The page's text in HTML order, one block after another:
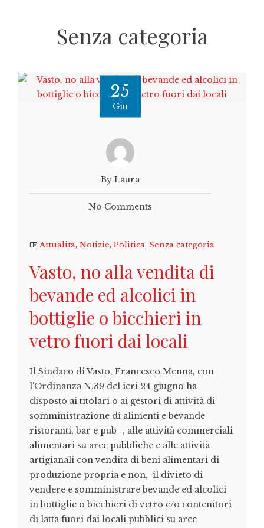
Senza categoria
25
Giu
By Laura
No Comments
Attualità, Notizie, Politica, Senza categoria
Vasto, no alla vendita di
bevande ed alcolici in
bottiglie o bicchieri in
vetro fuori dai locali
Il Sindaco di Vasto, Francesco Menna, con
l'Ordinanza N.39 del ieri 24 giugno ha
disposto ai titolari o ai gestori di attività di
somministrazione di alimenti e bevande -
ristoranti, bar e pub -, alle attività commerciali
alimentari su aree pubbliche e alle attività
artigianali con vendita di beni alimentari di
produzione propria e non, il divieto di
vendere e somministrare bevande ed alcolici
in bottiglie o bicchieri di vetro e/o contenitori
di latta fuori dai locali pubblici su aree